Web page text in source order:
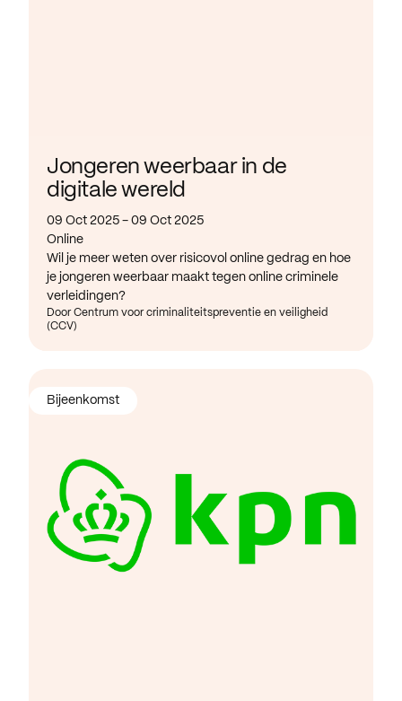
Jongeren weerbaar in de
digitale wereld
09 Oct 2025 - 09 Oct 2025
Online
Wil je meer weten over risicovol online gedrag en hoe
je jongeren weerbaar maakt tegen online criminele
verleidingen?
Door Centrum voor criminaliteitspreventie en veiligheid
(CCV)
Bijeenkomst